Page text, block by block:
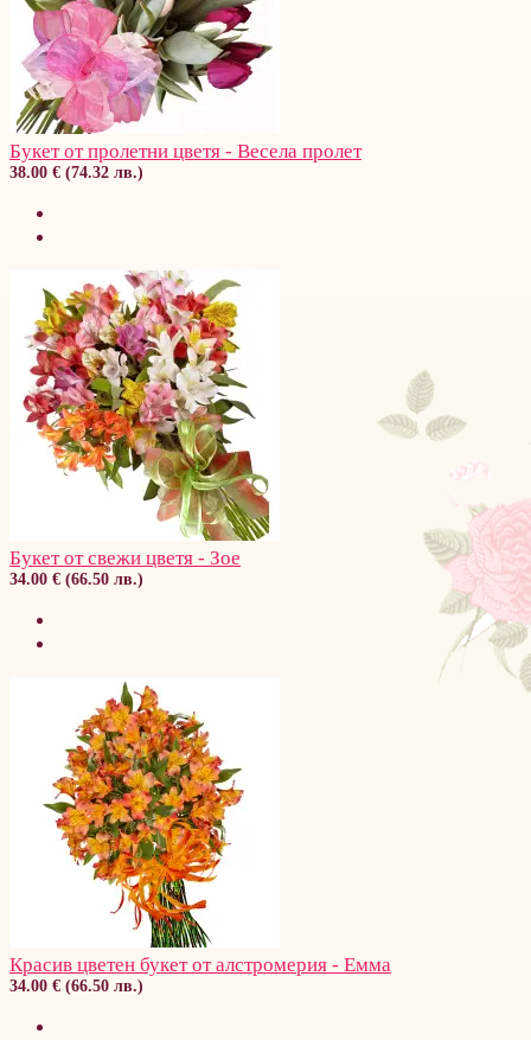
Букет от пролетни цветя - Весела пролет
38.00 € (74.32 лв.)
Букет от свежи цветя - Зое
34.00 € (66.50 лв.)
Красив цветен букет от алстромерия - Емма
34.00 € (66.50 лв.)